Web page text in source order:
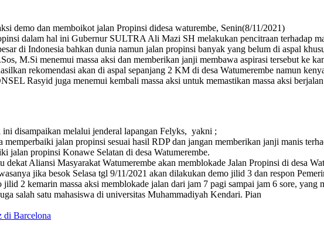
demo dan memboikot jalan Propinsi didesa waturembe, Senin(8/11/2021)
dalam hal ini Gubernur SULTRA Ali Mazi SH melakukan pencitraan terhadap
di Indonesia bahkan dunia namun jalan propinsi banyak yang belum di aspal
M.Si menemui massa aksi dan memberikan janji membawa aspirasi tersebut ke
rekomendasi akan di aspal sepanjang 2 KM di desa Watumerembe namun
Rasyid juga menemui kembali massa aksi untuk memastikan massa aksi
disampaikan melalui jenderal lapangan Felyks, yakni ;
jalan propinsi sesuai hasil RDP dan jangan memberikan janji manis
jalan propinsi Konawe Selatan di desa Watumerembe.
Aliansi Masyarakat Watumerembe akan memblokade Jalan Propinsi di desa
jika besok Selasa tgl 9/11/2021 akan dilakukan demo jilid 3 dan respon
2 kemarin massa aksi memblokade jalan dari jam 7 pagi sampai jam 6 sore,
salah satu mahasiswa di universitas Muhammadiyah Kendari. Pian
di Barcelona